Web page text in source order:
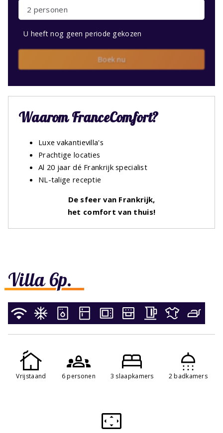
Villa 6p.
Vrijstaand 6 personen 3 slaapkamers 2 badkamers
2 personen
U heeft nog geen periode gekozen
Boek nu
Waarom FranceComfort?
Luxe vakantievilla's
Prachtige locaties
Al 20 jaar dé Frankrijk specialist
NL-talige receptie
De sfeer van Frankrijk,
het comfort van thuis!